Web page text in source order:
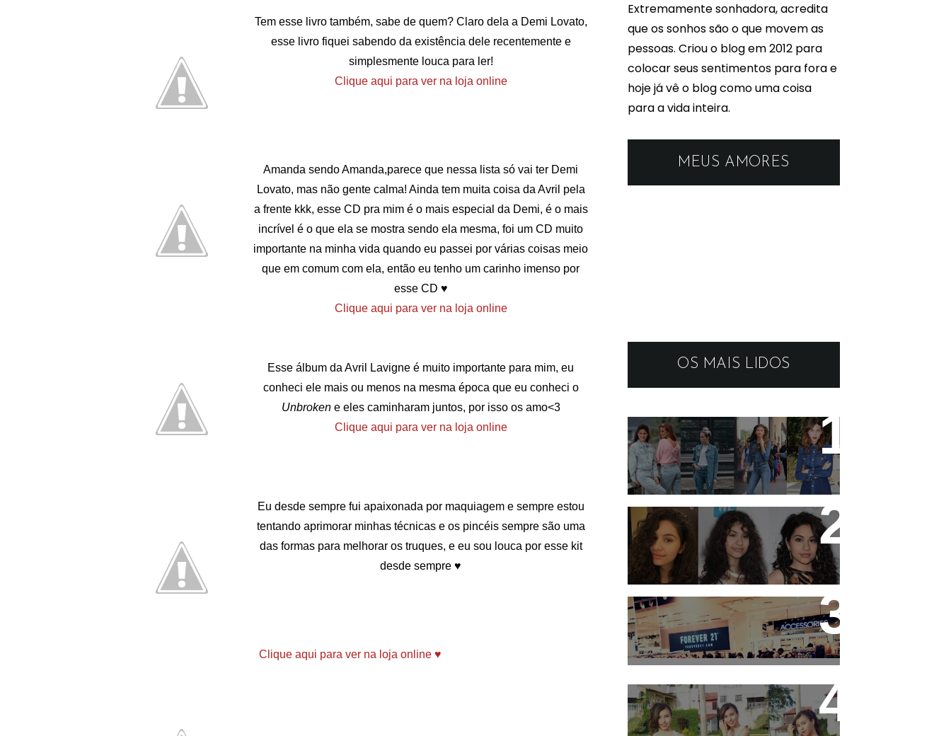
Tem esse livro também, sabe de quem? Claro dela a Demi Lovato,
esse livro fiquei sabendo da existência dele recentemente e
simplesmente louca para ler!
Clique aqui para ver na loja online
Amanda sendo Amanda,parece que nessa lista só vai ter Demi
Lovato, mas não gente calma! Ainda tem muita coisa da Avril pela
a frente kkk, esse CD pra mim é o mais especial da Demi, é o mais
incrível é o que ela se mostra sendo ela mesma, foi um CD muito
importante na minha vida quando eu passei por várias coisas meio
que em comum com ela, então eu tenho um carinho imenso por
esse CD ♥
Clique aqui para ver na loja online
Esse álbum da Avril Lavigne é muito importante para mim, eu
conheci ele mais ou menos na mesma época que eu conheci o
Unbroken e eles caminharam juntos, por isso os amo<3
Clique aqui para ver na loja online
Eu desde sempre fui apaixonada por maquiagem e sempre estou
tentando aprimorar minhas técnicas e os pincéis sempre são uma
das formas para melhorar os truques, e eu sou louca por esse kit
desde sempre ♥
Clique aqui para ver na loja online ♥
Extremamente sonhadora, acredita
que os sonhos são o que movem as
pessoas. Criou o blog em 2012 para
colocar seus sentimentos para fora e
hoje já vê o blog como uma coisa
para a vida inteira.
MEUS AMORES
OS MAIS LIDOS
19 tendências dos anos 90
que estão em alta
11 artistas que tem o
cabelo ondulado para
você se inspirar!
Forever 21 em Brasília
3 ideias de looks para ir
pra escola!